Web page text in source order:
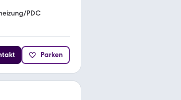
PDC
Parken